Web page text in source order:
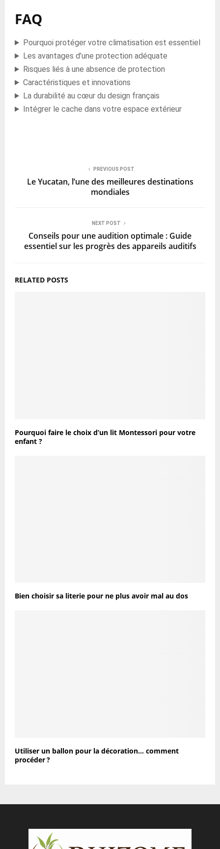
FAQ
Pourquoi protéger votre climatisation est essentiel
Les avantages d’une protection adéquate
Risques liés à une absence de protection
Caractéristiques et innovations
La durabilité au cœur du design français
Intégrer le cache dans votre espace extérieur
PREVIOUS POST
Le Yucatan, l’une des meilleures destinations
mondiales
NEXT POST
Conseils pour une audition optimale : Guide
essentiel sur les progrès des appareils auditifs
RELATED POSTS
Pourquoi faire le choix d’un lit Montessori pour votre
enfant ?
Bien choisir sa literie pour ne plus avoir mal au dos
Utiliser un ballon pour la décoration… comment
procéder ?